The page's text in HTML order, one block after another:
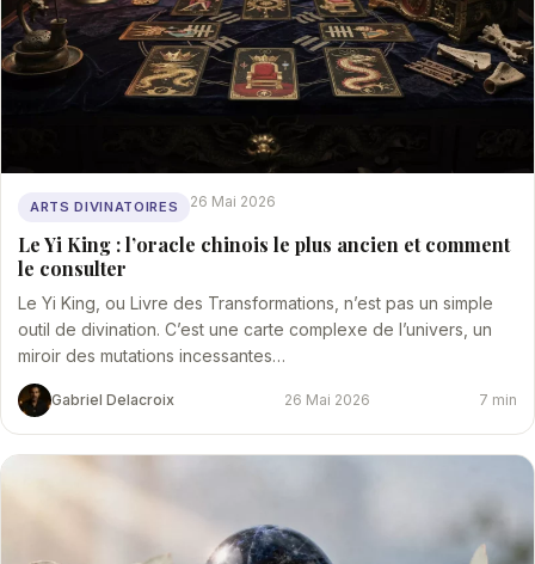
ARTS DIVINATOIRES 26 Mai 2026
Le Yi King : l’oracle chinois le plus ancien et comment
le consulter
Le Yi King, ou Livre des Transformations, n’est pas un simple
outil de divination. C’est une carte complexe de l’univers, un
miroir des mutations incessantes…
Gabriel Delacroix 26 Mai 2026 7 min